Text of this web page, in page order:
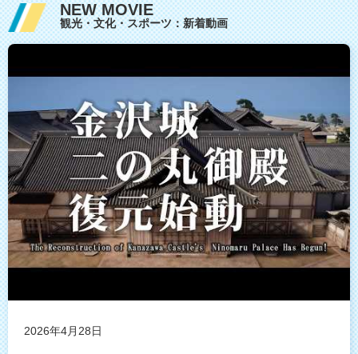
NEW MOVIE
観光・文化・スポーツ：新着動画
2026年4月28日